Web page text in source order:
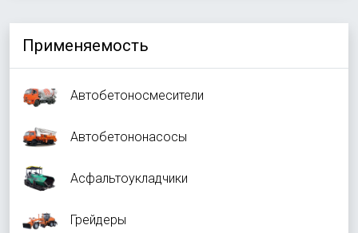
Применяемость
Автобетоносмесители
Автобетононасосы
Асфальтоукладчики
Грейдеры